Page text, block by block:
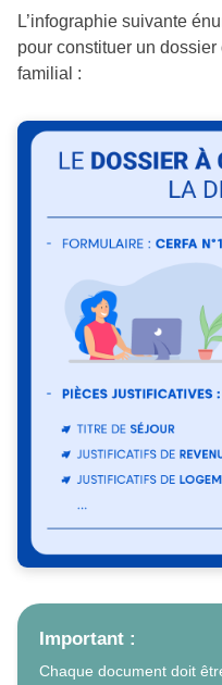
L’infographie suivante
pour constituer un
familial :
Important :
Chaque document doit